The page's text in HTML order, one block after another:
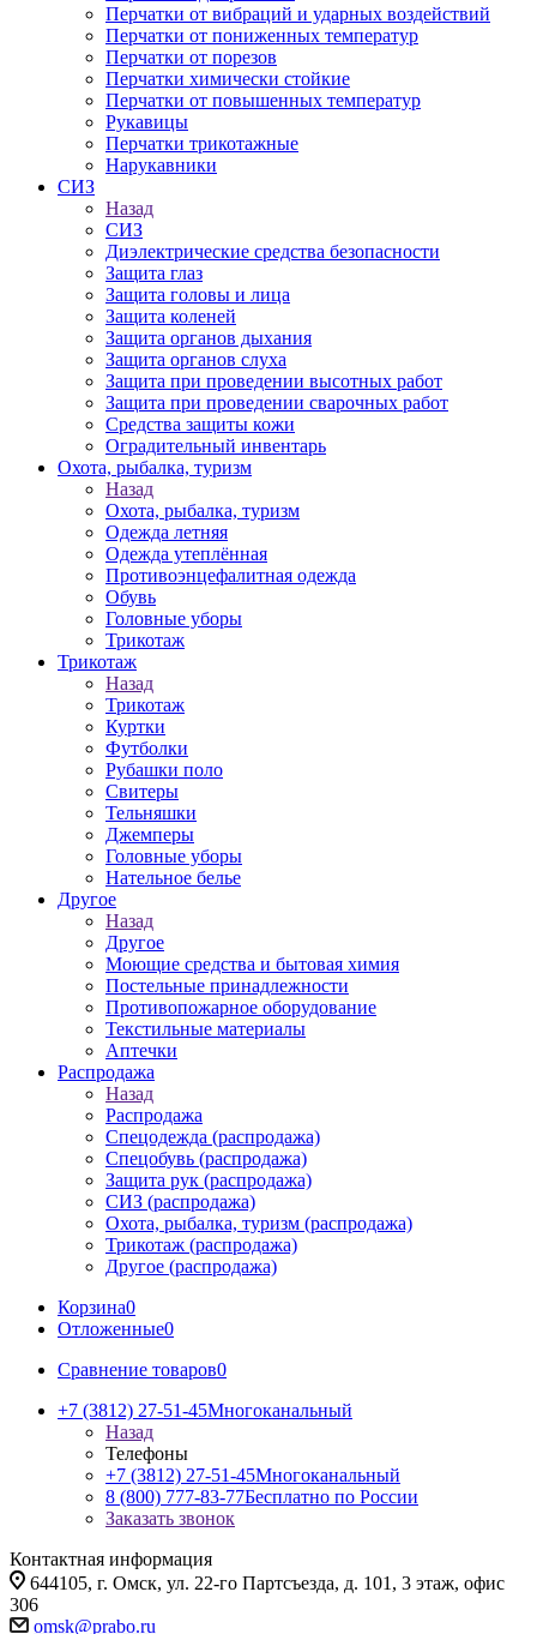
Перчатки от вибраций и ударных воздействий
Перчатки от пониженных температур
Перчатки от порезов
Перчатки химически стойкие
Перчатки от повышенных температур
Рукавицы
Перчатки трикотажные
Нарукавники
СИЗ
Назад
СИЗ
Диэлектрические средства безопасности
Защита глаз
Защита головы и лица
Защита коленей
Защита органов дыхания
Защита органов слуха
Защита при проведении высотных работ
Защита при проведении сварочных работ
Средства защиты кожи
Оградительный инвентарь
Охота, рыбалка, туризм
Назад
Охота, рыбалка, туризм
Одежда летняя
Одежда утеплённая
Противоэнцефалитная одежда
Обувь
Головные уборы
Трикотаж
Трикотаж
Назад
Трикотаж
Куртки
Футболки
Рубашки поло
Свитеры
Тельняшки
Джемперы
Головные уборы
Нательное белье
Другое
Назад
Другое
Моющие средства и бытовая химия
Постельные принадлежности
Противопожарное оборудование
Текстильные материалы
Аптечки
Распродажа
Назад
Распродажа
Спецодежда (распродажа)
Спецобувь (распродажа)
Защита рук (распродажа)
СИЗ (распродажа)
Охота, рыбалка, туризм (распродажа)
Трикотаж (распродажа)
Другое (распродажа)
Корзина0
Отложенные0
Сравнение товаров0
+7 (3812) 27-51-45Многоканальный
Назад
Телефоны
+7 (3812) 27-51-45Многоканальный
8 (800) 777-83-77Бесплатно по России
Заказать звонок
Контактная информация
644105, г. Омск, ул. 22-го Партсъезда, д. 101, 3 этаж, офис
306
omsk@prabo.ru